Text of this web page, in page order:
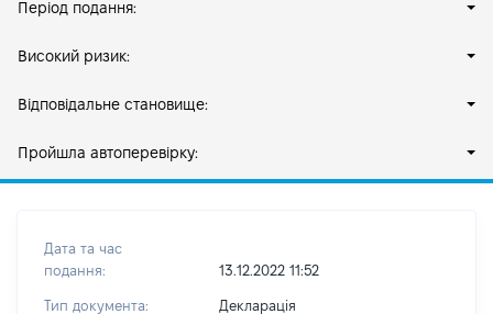
Період подання:
Високий ризик:
Відповідальне становище:
Пройшла автоперевірку:
Дата та час
подання:
13.12.2022 11:52
Тип документа: Декларація